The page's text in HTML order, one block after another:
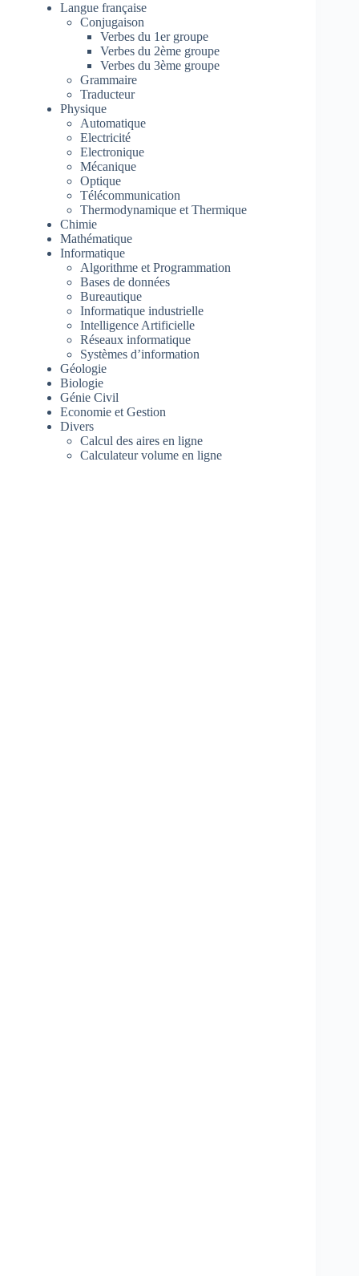
Langue française
Conjugaison
Verbes du 1er groupe
Verbes du 2ème groupe
Verbes du 3ème groupe
Grammaire
Traducteur
Physique
Automatique
Electricité
Electronique
Mécanique
Optique
Télécommunication
Thermodynamique et Thermique
Chimie
Mathématique
Informatique
Algorithme et Programmation
Bases de données
Bureautique
Informatique industrielle
Intelligence Artificielle
Réseaux informatique
Systèmes d’information
Géologie
Biologie
Génie Civil
Economie et Gestion
Divers
Calcul des aires en ligne
Calculateur volume en ligne